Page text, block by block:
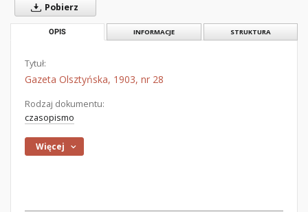
Pobierz
OPIS INFORMACJE STRUKTURA
Tytuł:
Gazeta Olsztyńska, 1903, nr 28
Rodzaj dokumentu:
czasopismo
Więcej